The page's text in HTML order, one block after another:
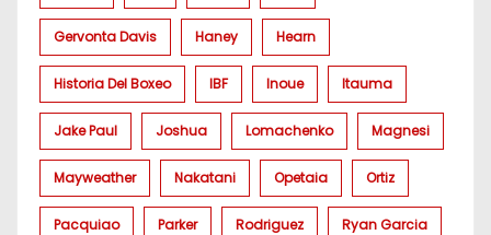
Gervonta Davis Haney Hearn
Historia Del Boxeo IBF Inoue Itauma
Jake Paul Joshua Lomachenko Magnesi
Mayweather Nakatani Opetaia Ortiz
Pacquiao Parker Rodriguez Ryan Garcia